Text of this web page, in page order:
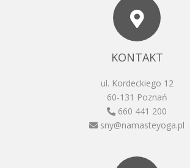
KONTAKT
ul. Kordeckiego 12
60-131 Poznań
660 441 200
sny@namasteyoga.pl